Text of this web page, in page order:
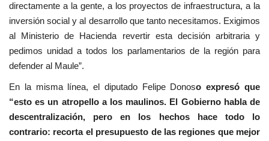
directamente a la gente, a los proyectos de infraestructura, a la
inversión social y al desarrollo que tanto necesitamos. Exigimos
al Ministerio de Hacienda revertir esta decisión arbitraria y
pedimos unidad a todos los parlamentarios de la región para
defender al Maule”.
En la misma línea, el diputado Felipe Donoso expresó que
“esto es un atropello a los maulinos. El Gobierno habla de
descentralización, pero en los hechos hace todo lo
contrario: recorta el presupuesto de las regiones que mejor